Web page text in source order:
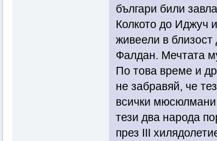
българи били
Колкото до Иджуч
живеели в
Фалдан. Мечтата
По това време и
не забравяй, че
всички
тези два народа
през ІІІ